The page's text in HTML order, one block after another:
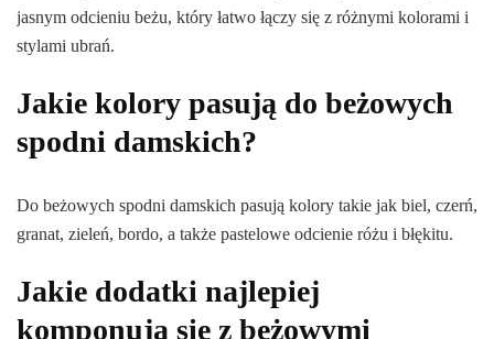
jasnym odcieniu beżu, który łatwo łączy się z różnymi kolorami i
stylami ubrań.
Jakie kolory pasują do beżowych
spodni damskich?
Do beżowych spodni damskich pasują kolory takie jak biel, czerń,
granat, zieleń, bordo, a także pastelowe odcienie różu i błękitu.
Jakie dodatki najlepiej
komponują się z beżowymi